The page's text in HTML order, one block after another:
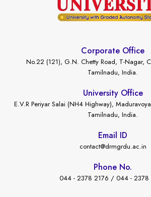
Corporate Office
No.22 (121), G.N. Chetty Road, T-Nagar,
Tamilnadu, India.
University Office
E.V.R Periyar Salai (NH4 Highway),
Tamilnadu, India.
Email ID
contact@drmgrdu.ac.in
Phone No.
044 - 2378 2176 / 044 - 2378